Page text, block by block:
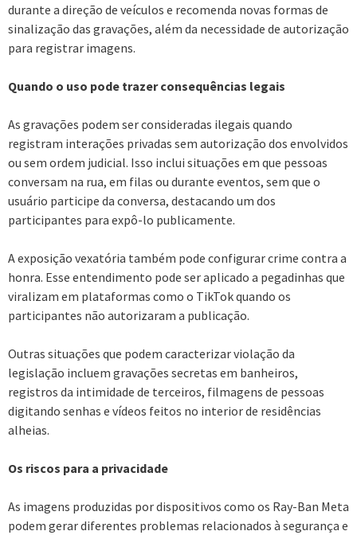
durante a direção de veículos e recomenda novas formas de
sinalização das gravações, além da necessidade de autorização
para registrar imagens.
Quando o uso pode trazer consequências legais
As gravações podem ser consideradas ilegais quando
registram interações privadas sem autorização dos envolvidos
ou sem ordem judicial. Isso inclui situações em que pessoas
conversam na rua, em filas ou durante eventos, sem que o
usuário participe da conversa, destacando um dos
participantes para expô-lo publicamente.
A exposição vexatória também pode configurar crime contra a
honra. Esse entendimento pode ser aplicado a pegadinhas que
viralizam em plataformas como o TikTok quando os
participantes não autorizaram a publicação.
Outras situações que podem caracterizar violação da
legislação incluem gravações secretas em banheiros,
registros da intimidade de terceiros, filmagens de pessoas
digitando senhas e vídeos feitos no interior de residências
alheias.
Os riscos para a privacidade
As imagens produzidas por dispositivos como os Ray-Ban Meta
podem gerar diferentes problemas relacionados à segurança e